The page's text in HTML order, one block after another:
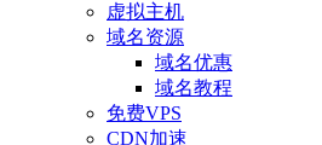
虚拟主机
域名资源
域名优惠
域名教程
免费VPS
CDN加速